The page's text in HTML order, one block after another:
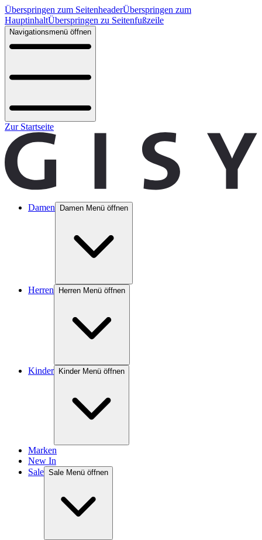
Überspringen zum SeitenheaderÜberspringen zum
HauptinhaltÜberspringen zu Seitenfußzeile
Navigationsmenü öffnen
Zur Startseite
Damen Damen Menü öffnen
Herren Herren Menü öffnen
Kinder Kinder Menü öffnen
Marken
New In
Sale Sale Menü öffnen